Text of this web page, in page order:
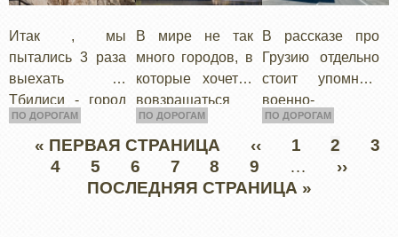
Итак , мы
пытались 3 раза
выехать из
Тбилиси - город
никак нас не
отпускал.
Грузинская
полиция меня
ПО ДОРОГАМ
В мире не так
много городов, в
которые хочется
вовзращаться
раз за разом,
которые имеют
свой
неповторимый
ПО ДОРОГАМ
В рассказе про
Грузию отдельно
стоит упомнуть
военно-
грузинскую
дорогу.
Древнейший
исторический
ПО ДОРОГАМ
Нумерация
страниц
ПЕРВАЯ
СТРАНИЦА
« ПЕРВАЯ СТРАНИЦА
ПРЕДЫДУЩАЯ
СТРАНИЦА
‹‹ PAGE
1 2
3
PAGE
4 PAGE
5 PAGE
6 PAGE
7 PAGE
8 PAGE
9 … ››
ПОСЛЕДНЯЯ СТРАНИЦА »